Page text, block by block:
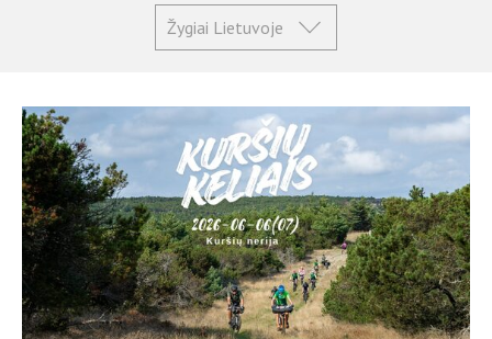
Žygiai Lietuvoje